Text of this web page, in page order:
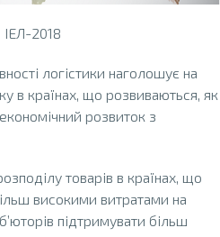
ІЕЛ-2018
логістики наголошує на
в країнах, що розвиваються, як
розвиток з
товарів в країнах, що
високими витратами на
підтримувати більш